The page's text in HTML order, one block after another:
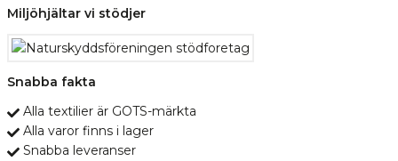
Miljöhjältar vi stödjer
Snabba fakta
Alla textilier är GOTS-märkta
Alla varor finns i lager
Snabba leveranser